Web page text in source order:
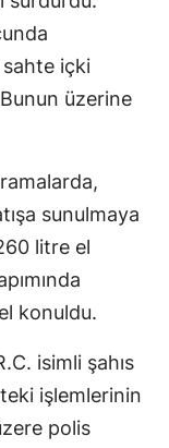
içki
Bunun üzerine
sunulmaya
litre el
konuldu.
isimli şahıs
işlemlerinin
polis